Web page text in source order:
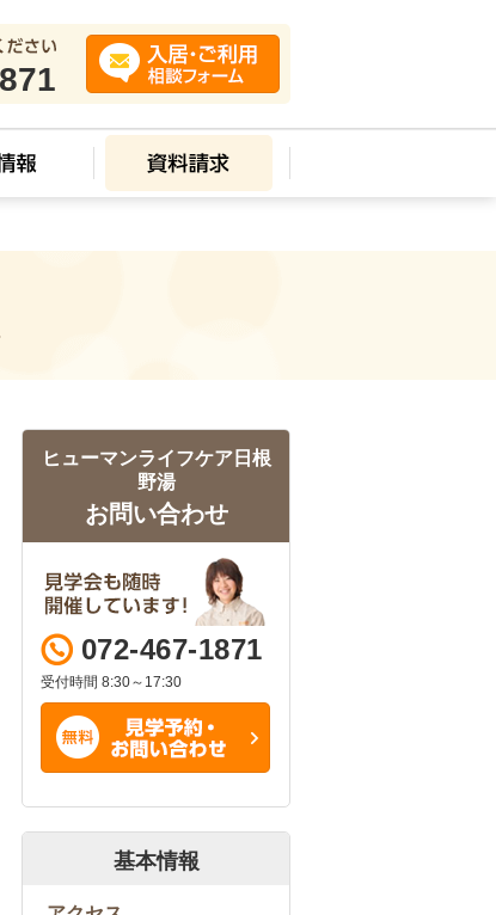
ヒューマンライフケア日根
野湯
お問い合わせ
072-467-1871
受付時間 8:30～17:30
基本情報